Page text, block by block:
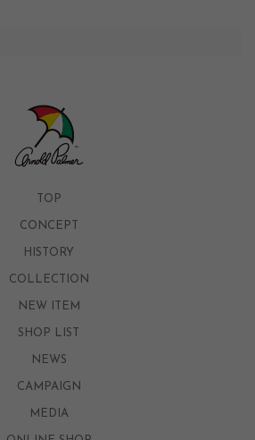
TOP
CONCEPT
HISTORY
COLLECTION
NEW ITEM
SHOP LIST
NEWS
CAMPAIGN
MEDIA